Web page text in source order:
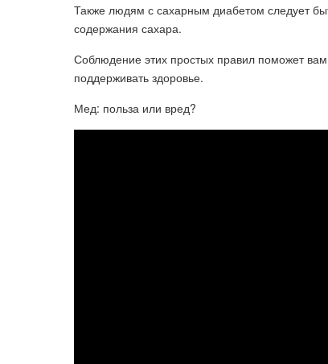
Также людям с сахарным диабетом следует
содержания сахара.
Соблюдение этих простых правил поможет
поддерживать здоровье.
Мед: польза или вред?